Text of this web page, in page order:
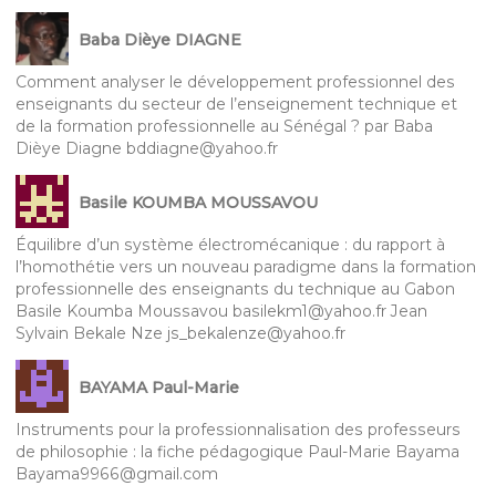
Baba Dièye DIAGNE
Comment analyser le développement professionnel des
enseignants du secteur de l’enseignement technique et
de la formation professionnelle au Sénégal ? par Baba
Dièye Diagne bddiagne@yahoo.fr
Basile KOUMBA MOUSSAVOU
Équilibre d’un système électromécanique : du rapport à
l’homothétie vers un nouveau paradigme dans la formation
professionnelle des enseignants du technique au Gabon
Basile Koumba Moussavou basilekm1@yahoo.fr Jean
Sylvain Bekale Nze js_bekalenze@yahoo.fr
BAYAMA Paul-Marie
Instruments pour la professionnalisation des professeurs
de philosophie : la fiche pédagogique Paul-Marie Bayama
Bayama9966@gmail.com